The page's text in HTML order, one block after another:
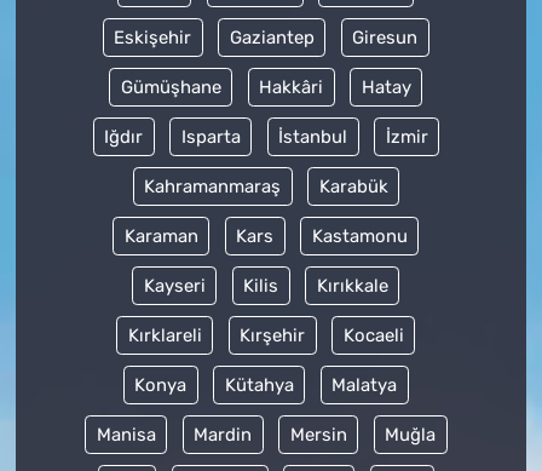
Eskişehir Gaziantep Giresun
Gümüşhane Hakkâri Hatay
Iğdır Isparta İstanbul İzmir
Kahramanmaraş Karabük
Karaman Kars Kastamonu
Kayseri Kilis Kırıkkale
Kırklareli Kırşehir Kocaeli
Konya Kütahya Malatya
Manisa Mardin Mersin Muğla